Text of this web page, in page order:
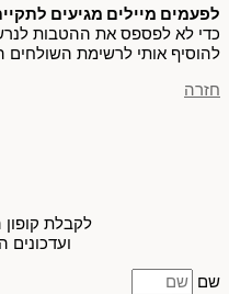
לפעמים מיילים מגיעים
כדי לא לפספס את ההטבות
להוסיף אותי לרשימת השולחים
חזרה
לקבלת קופון
ועדכונים
שם